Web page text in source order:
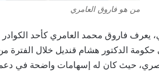
من هو فاروق العامري
يعرف فاروق محمد العامري كأحد
حيث كان له إسهامات واضحة في دعم